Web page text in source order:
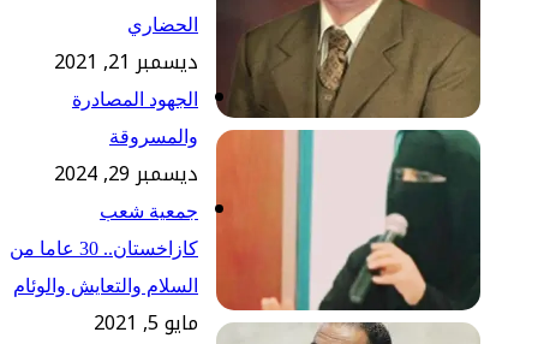
الحضاري
ديسمبر 21, 2021
الجهود المصادرة
والمسروقة
ديسمبر 29, 2024
جمعية شعب
كازاخستان.. 30 عاما من
السلام والتعايش والوئام
مايو 5, 2021